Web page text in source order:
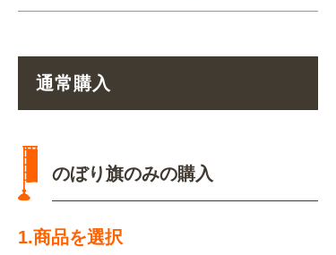
通常購入
のぼり旗のみの購入
1.商品を選択